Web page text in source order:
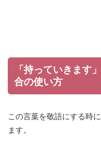
「持っていきます
合の使い方
この言葉を敬語にする時
ます。